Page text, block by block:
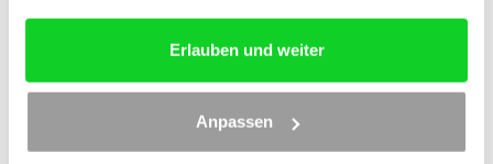
Erlauben und weiter
Anpassen
Inhaltskontrolle von Eheverträgen und
Ehevertrag, Scheidungsfolgen- oder
Trennungsvereinbarung – wann hält die Regelung der